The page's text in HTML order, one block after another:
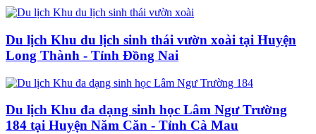
Du lịch Khu du lịch sinh thái vườn xoài tại Huyện
Long Thành - Tỉnh Đồng Nai
Du lịch Khu đa dạng sinh học Lâm Ngư Trường
184 tại Huyện Năm Căn - Tỉnh Cà Mau